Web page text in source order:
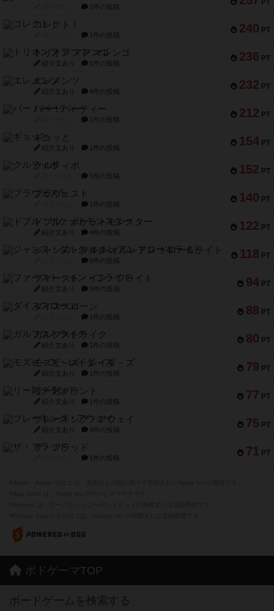
PT
2件の投稿
240 PT
コレクト！
1件の投稿
236 PT
トリオンフ ア マレンゴ
紹介文あり 1件の投稿
232 PT
エレメンツ
紹介文あり 4件の投稿
212 PT
バー！パーティー
1件の投稿
154 PT
ギョッと
紹介文あり 1件の投稿
152 PT
クルティボ
1件の投稿
140 PT
ブラヴェスト
1件の投稿
122 PT
ドブル：ポケットモンスター
紹介文あり 4件の投稿
118 PT
ジャンヌ・ダルク-オルレアン ドロー＆ライト
5件の投稿
94 PT
ファースト・イン・フライト
紹介文あり 3件の投稿
88 PT
ダイススローン
1件の投稿
80 PT
ガルフストライク
紹介文あり 1件の投稿
79 PT
モズビ－ズ・レイダ－ズ
紹介文あり 1件の投稿
77 PT
リー対グラント
紹介文あり 1件の投稿
75 PT
ブレーキング・アウェイ
紹介文あり 4件の投稿
71 PT
ザ・フラッド
1件の投稿
ボドゲーマTOP
ボードゲームを検索する